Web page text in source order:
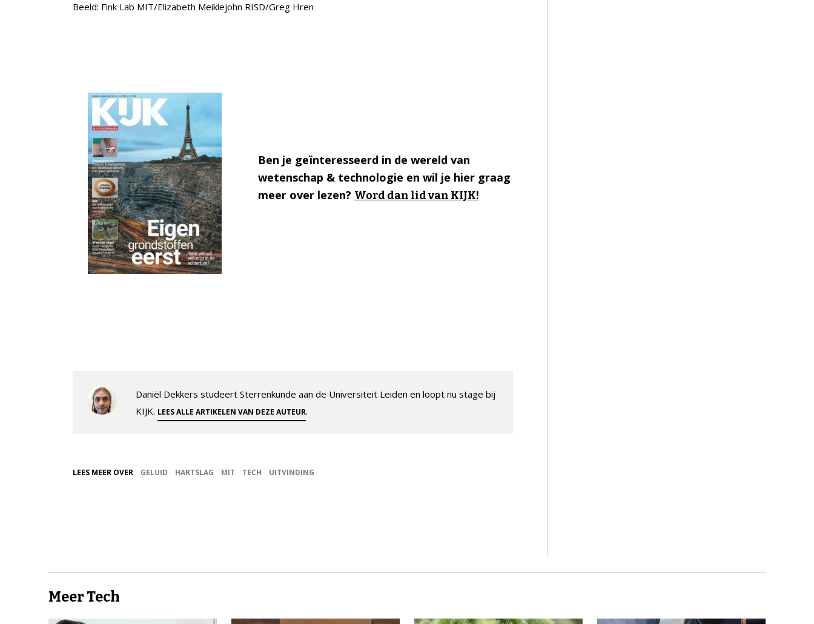
Beeld: Fink Lab MIT/Elizabeth Meiklejohn RISD/Greg Hren
Ben je geïnteresseerd in de wereld van
wetenschap & technologie en wil je hier graag
meer over lezen? Word dan lid van KIJK!
Daniël Dekkers studeert Sterrenkunde aan de Universiteit Leiden en loopt nu stage bij
KIJK. LEES ALLE ARTIKELEN VAN DEZE AUTEUR.
LEES MEER OVER GELUID HARTSLAG MIT TECH UITVINDING
Meer Tech